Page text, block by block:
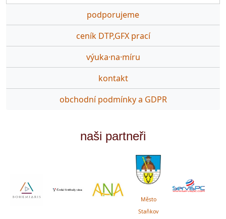
podporujeme
ceník DTP,GFX prací
výuka·na·míru
kontakt
obchodní podmínky a GDPR
naši partneři
Město
Staňkov